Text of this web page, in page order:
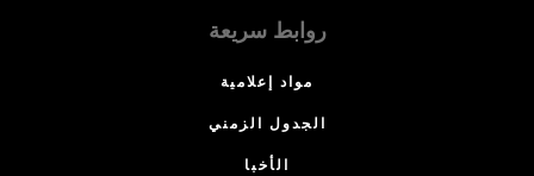
روابط سريعة
مواد إعلامية
الجدول الزمني
الأخبا